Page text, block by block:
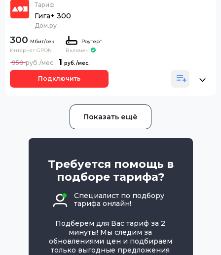
Тариф
Гига+ 300
Дом.ру
300
Интернет GPON
Роутер*
Включен
1
950
Подключить
Показать ещё
Требуется помощь в
подборе тарифа?
Специалист по подбору
тарифа онлайн!
Подберем для Вас тариф за 2
минуты! Мы следим за
обновлениями цен и подбираем
только выгодные предложения